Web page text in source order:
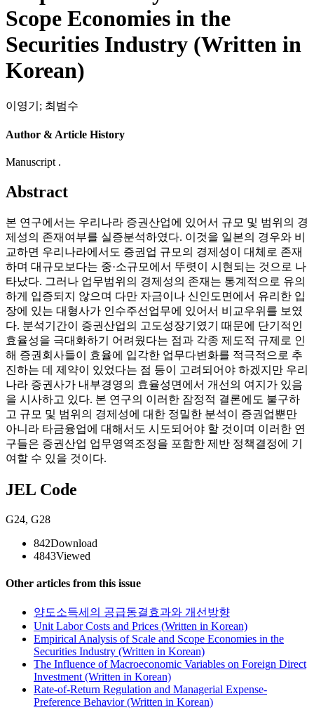
Scope Economies in the
Securities Industry (Written in
Korean)
이영기 ; 최범수
Author & Article History
Manuscript .
Abstract
본 연구에서는 우리나라 증권산업에 있어서 규모 및 범위의 경
제성의 존재여부를 실증분석하였다. 이것을 일본의 경우와 비
교하면 우리나라에서도 증권업 규모의 경제성이 대체로 존재
하며 대규모보다는 중·소규모에서 뚜렷이 시현되는 것으로 나
타났다. 그러나 업무범위의 경제성의 존재는 통계적으로 유의
하게 입증되지 않으며 다만 자금이나 신인도면에서 유리한 입
장에 있는 대형사가 인수주선업무에 있어서 비교우위를 보였
다. 분석기간이 증권산업의 고도성장기였기 때문에 단기적인
효율성을 극대화하기 어려웠다는 점과 각종 제도적 규제로 인
해 증권회사들이 효율에 입각한 업무다변화를 적극적으로 추
진하는 데 제약이 있었다는 점 등이 고려되어야 하겠지만 우리
나라 증권사가 내부경영의 효율성면에서 개선의 여지가 있음
을 시사하고 있다. 본 연구의 이러한 잠정적 결론에도 불구하
고 규모 및 범위의 경제성에 대한 정밀한 분석이 증권업뿐만
아니라 타금융업에 대해서도 시도되어야 할 것이며 이러한 연
구들은 증권산업 업무영역조정을 포함한 제반 정책결정에 기
여할 수 있을 것이다.
JEL Code
G24, G28
842Download
4843Viewed
Other articles from this issue
양도소득세의 공급동결효과와 개선방향
Unit Labor Costs and Prices (Written in Korean)
Empirical Analysis of Scale and Scope Economies in the
Securities Industry (Written in Korean)
The Influence of Macroeconomic Variables on Foreign Direct
Investment (Written in Korean)
Rate-of-Return Regulation and Managerial Expense-
Preference Behavior (Written in Korean)